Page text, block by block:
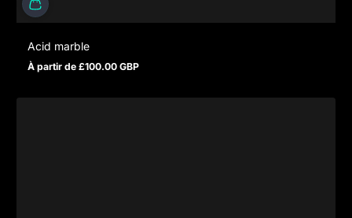
Acid marble
Prix normal
À partir de £100.00 GBP